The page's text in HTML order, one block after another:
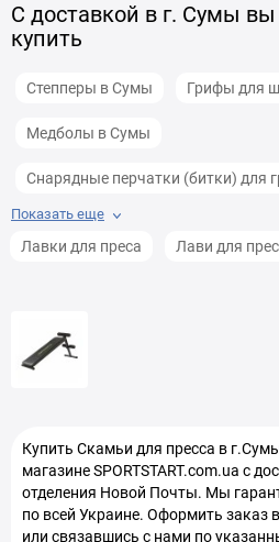
С доставкой в г. Сумы
купить
Степперы в Сумы Грифы для
Медболы в Сумы
Снарядные перчатки (битки) для
Кольца для пилатеса в Сумы
Тренажеры для ягодичного
Коврики для спорта и
Показать еще
Лавки для преса Лави для
Купить Скамьи для пресса в
магазине SPORTSTART.com.ua с
отделения Новой Почты. Мы
по всей Украине. Оформить заказ
или связавшись с нами по